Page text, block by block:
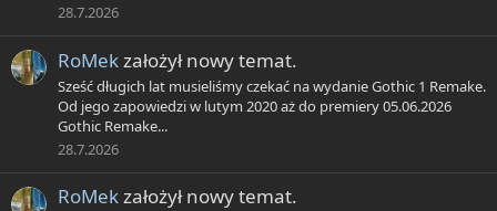
28.7.2026
RoMek założył nowy temat.
Sześć długich lat musieliśmy czekać na wydanie Gothic 1 Remake.
Od jego zapowiedzi w lutym 2020 aż do premiery 05.06.2026
Gothic Remake...
28.7.2026
RoMekzałożył nowy temat.